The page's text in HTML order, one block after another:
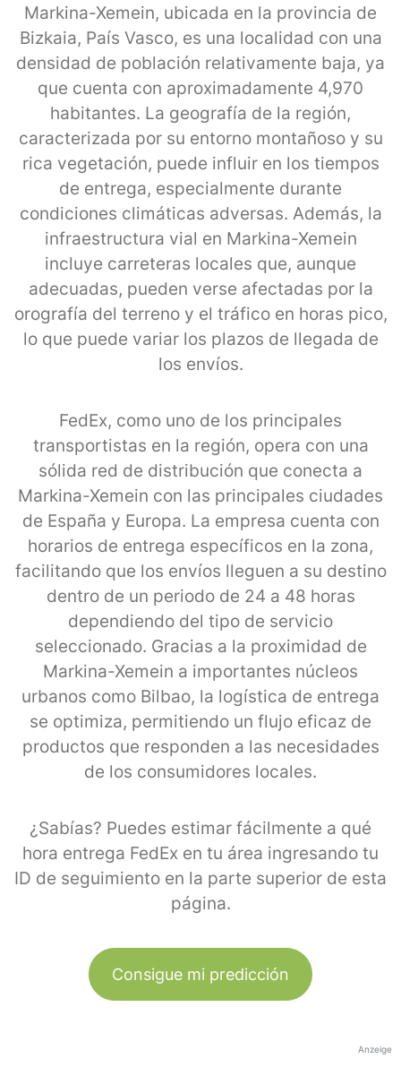
Markina-Xemein, ubicada en la provincia de
Bizkaia, País Vasco, es una localidad con una
densidad de población relativamente baja, ya
que cuenta con aproximadamente 4,970
habitantes. La geografía de la región,
caracterizada por su entorno montañoso y su
rica vegetación, puede influir en los tiempos
de entrega, especialmente durante
condiciones climáticas adversas. Además, la
infraestructura vial en Markina-Xemein
incluye carreteras locales que, aunque
adecuadas, pueden verse afectadas por la
orografía del terreno y el tráfico en horas pico,
lo que puede variar los plazos de llegada de
los envíos.
FedEx, como uno de los principales
transportistas en la región, opera con una
sólida red de distribución que conecta a
Markina-Xemein con las principales ciudades
de España y Europa. La empresa cuenta con
horarios de entrega específicos en la zona,
facilitando que los envíos lleguen a su destino
dentro de un periodo de 24 a 48 horas
dependiendo del tipo de servicio
seleccionado. Gracias a la proximidad de
Markina-Xemein a importantes núcleos
urbanos como Bilbao, la logística de entrega
se optimiza, permitiendo un flujo eficaz de
productos que responden a las necesidades
de los consumidores locales.
¿Sabías? Puedes estimar fácilmente a qué
hora entrega FedEx en tu área ingresando tu
ID de seguimiento en la parte superior de esta
página.
Consigue mi predicción
Anzeige